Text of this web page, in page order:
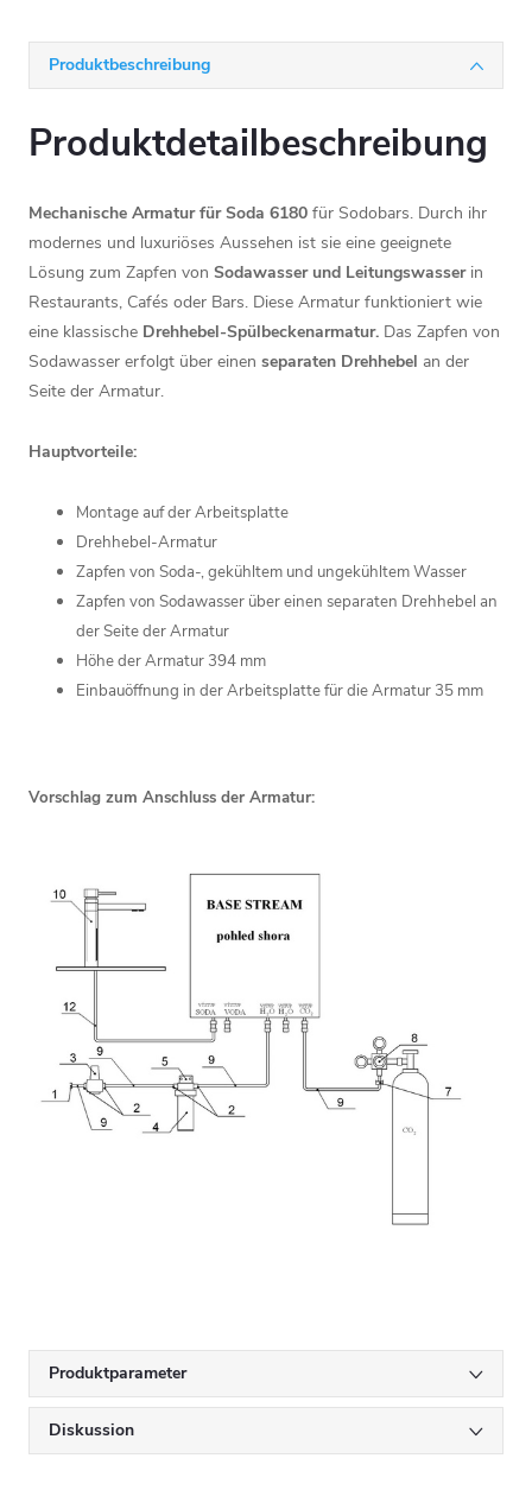
Produktbeschreibung
Produktdetailbeschreibung
Mechanische Armatur für Soda 6180 für Sodobars. Durch ihr
modernes und luxuriöses Aussehen ist sie eine geeignete
Lösung zum Zapfen von Sodawasser und Leitungswasserin
Restaurants, Cafés oder Bars. Diese Armatur funktioniert wie
eine klassische Drehhebel-Spülbeckenarmatur. Das Zapfen von
Sodawasser erfolgt über einen separaten Drehhebel an der
Seite der Armatur.
Hauptvorteile:
Montage auf der Arbeitsplatte
Drehhebel-Armatur
Zapfen von Soda-, gekühltem und ungekühltem Wasser
Zapfen von Sodawasser über einen separaten Drehhebel an
der Seite der Armatur
Höhe der Armatur 394 mm
Einbauöffnung in der Arbeitsplatte für die Armatur 35 mm
Vorschlag zum Anschluss der Armatur:
Produktparameter
Diskussion